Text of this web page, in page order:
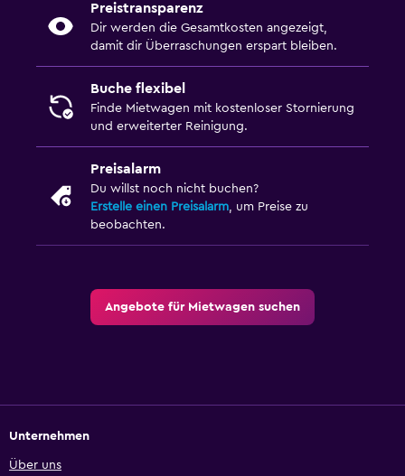
Preistransparenz
Dir werden die Gesamtkosten angezeigt,
damit dir Überraschungen erspart bleiben.
Buche flexibel
Finde Mietwagen mit kostenloser Stornierung
und erweiterter Reinigung.
Preisalarm
Du willst noch nicht buchen?
Erstelle einen Preisalarm, um Preise zu
beobachten.
Angebote für Mietwagen suchen
Unternehmen
Über uns